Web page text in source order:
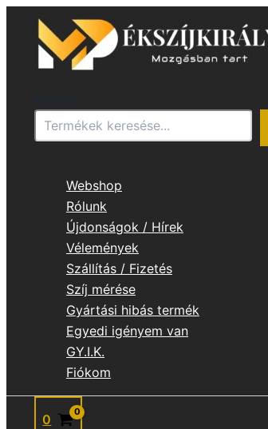
content
Webshop
Rólunk
Újdonságok / Hírek
Vélemények
Szállítás / Fizetés
Szíj mérése
Gyártási hibás termék
Egyedi igényem van
GY.I.K.
Fiókom
0